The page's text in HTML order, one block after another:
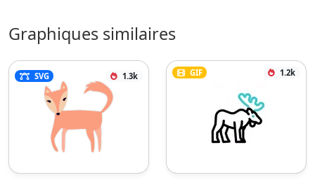
Graphiques similaires
SVG 1.3k GIF 1.2k